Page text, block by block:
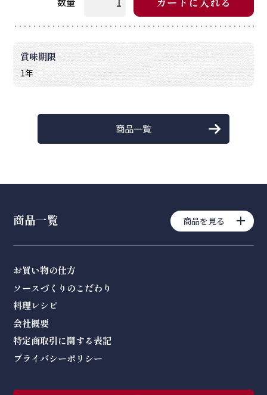
お買い物を続ける カートへ進む
賞味期限
1年
商品一覧
商品一覧 商品を見る
お買い物の仕方
ソースづくりのこだわり
料理レシピ
会社概要
特定商取引に関する表記
プライバシーポリシー